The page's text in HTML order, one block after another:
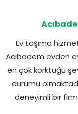
Ev taşıma
Acıbadem evden
en çok korktuğu
durumu
deneyimli bir